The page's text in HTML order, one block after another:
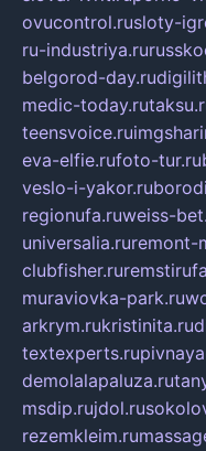
ovucontrol.rusloty-
ru-industriya.ru
belgorod-day.ru
medic-today.ru
teensvoice.ru
eva-elfie.rufoto-tur.ru
veslo-i-yakor.ru
regionufa.ruweiss-
universalia.ruremont-
clubfisher.ru
muraviovka-park.ru
arkrym.rukristinita.ru
textexperts.ru
demolalapaluza.ru
msdip.rujdol.ru
rezemkleim.ru